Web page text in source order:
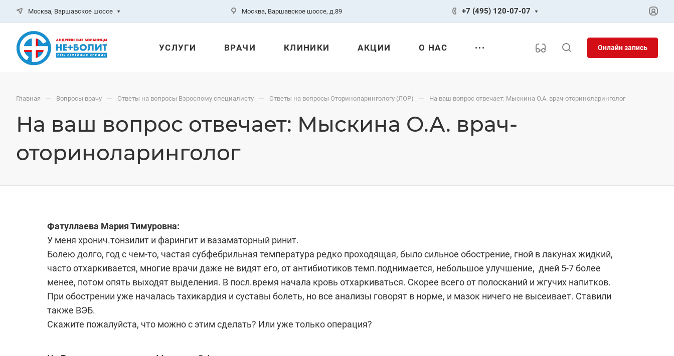
Москва, Варшавское шоссе Москва, Варшавское шоссе, д.89 +7 (495) 120-07-07
УСЛУГИ ВРАЧИ КЛИНИКИ АКЦИИ О НАС Онлайн запись
Главная — Вопросы врачу — Ответы на вопросы Взрослому специалисту — Ответы на вопросы Оториноларингологу (ЛОР) — На ваш вопрос отвечает: Мыскина О.А. врач-оториноларинголог
На ваш вопрос отвечает: Мыскина О.А. врач-
оториноларинголог
Фатуллаева Мария Тимуровна:
У меня хронич.тонзилит и фарингит и вазаматорный ринит.
Болею долго, год с чем-то, частая субфебрильная температура редко проходящая, было сильное обострение, гной в лакунах жидкий,
часто отхаркивается, многие врачи даже не видят его, от антибиотиков темп.поднимается, небольшое улучшение, дней 5-7 более
менее, потом опять выходят выделения. В посл.время начала кровь отхаркиваться. Скорее всего от полосканий и жгучих напитков.
При обострении уже началась тахикардия и суставы болеть, но все анализы говорят в норме, и мазок ничего не высеивает. Ставили
также ВЭБ.
Скажите пожалуйста, что можно с этим сделать? Или уже только операция?